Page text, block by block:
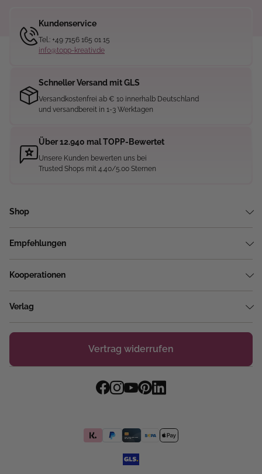
Kundenservice
Tel.: +49 7156 165 01 15
info@topp-kreativ.de
Schneller Versand mit GLS
Versandkostenfrei ab € 10 innerhalb Deutschland
und versandbereit in 1-3 Werktagen
Über 12.940 mal TOPP-Bewertet
Unsere Kunden bewerten uns bei
Trusted Shops mit 4.40/5.00 Sternen
Shop
Empfehlungen
Kooperationen
Verlag
Vertrag widerrufen